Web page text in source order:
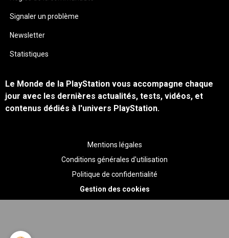
Signaler un problème
Newsletter
Statistiques
Le Monde de la PlayStation vous accompagne chaque
jour avec les dernières actualités, tests, vidéos, et
contenus dédiés à l'univers PlayStation.
Mentions légales
Conditions générales d'utilisation
Politique de confidentialité
Gestion des cookies